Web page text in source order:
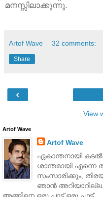
മനസ്സിലാക്കുന്നു.
Artof Wave 32 comments:
Share
‹
View
Artof Wave
Artof Wave
ഏകാന്തനായി
ശാന്തമായി എന്നെ
സംസാരിക്കും,
ഞാന്‍ അറിയാറില്ല,